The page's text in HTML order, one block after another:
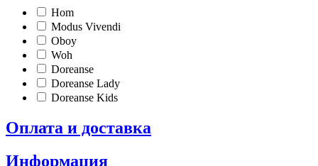
Hom
Modus Vivendi
Oboy
Woh
Doreanse
Doreanse Lady
Doreanse Kids
Оплата и доставка
Информация